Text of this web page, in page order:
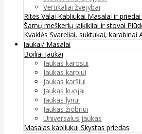
Vertikaliai žvejybai
Ritės Valai Kabliukai Masalai ir priedai
Šamų meškerių laikikliai ir stovai
Kvaklės Svareliai, suktukai, karabinai
Jaukai/ Masalai
Boiliai Jaukai
Jaukas karosui
Jaukas karpiui
Jaukas karšiui
Jaukas kuojai
Jaukas lynui
Jaukas žiobriui
Universalus jaukas
Masalas kabliukui Skystas priedas